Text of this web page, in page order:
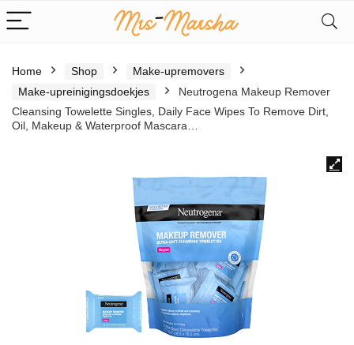
Home Shop
Make-upremovers
Make-upreinigingsdoekjes
Neutrogena Makeup Remover
Cleansing Towelette Singles, Daily Face Wipes To Remove Dirt,
Oil, Makeup & Waterproof Mascara…